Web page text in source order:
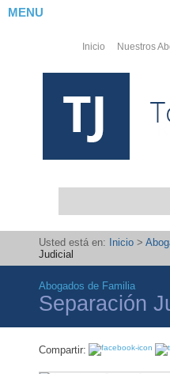
Inicio Nuestros
Abogados
Laborales
PYMES
MENU
Usted está en: Inicio >
Judicial
Abogados de Familia
Separación
Compartir: